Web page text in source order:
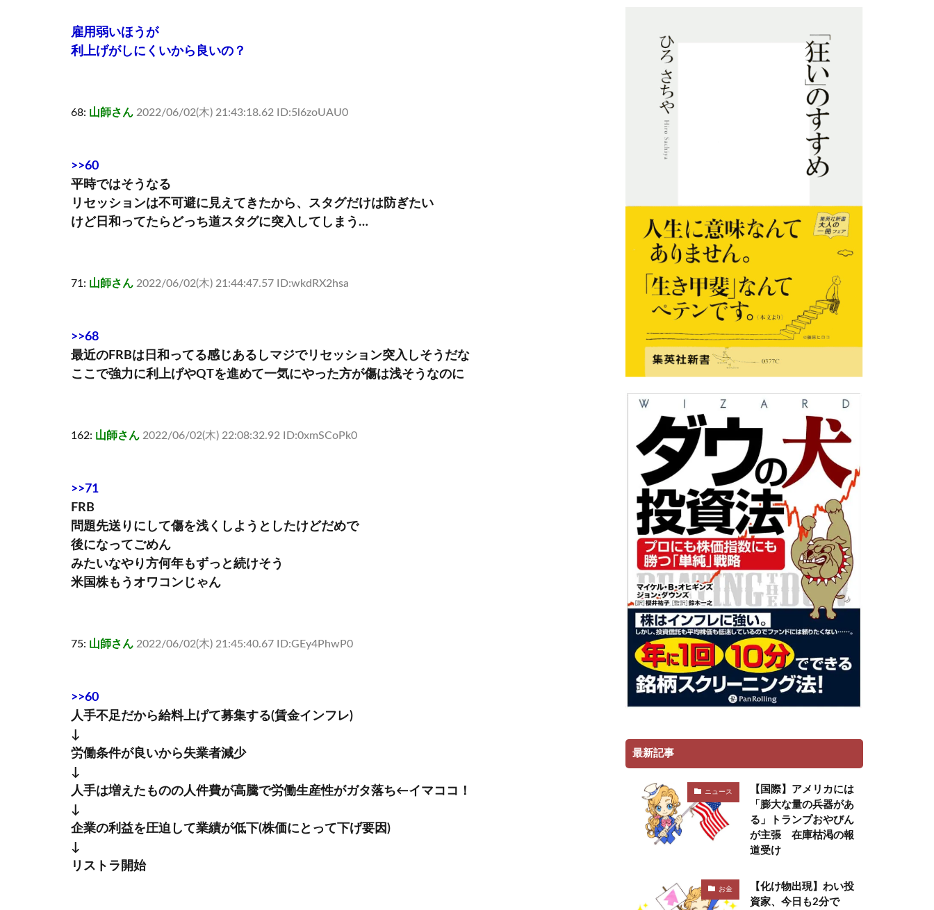
雇用弱いほうが
利上げがしにくいから良いの？
68: 山師さん 2022/06/02(木) 21:43:18.62 ID:5l6zoUAU0
>>60
平時ではそうなる
リセッションは不可避に見えてきたから、スタグだけは防ぎたい
けど日和ってたらどっち道スタグに突入してしまう…
71: 山師さん 2022/06/02(木) 21:44:47.57 ID:wkdRX2hsa
>>68
最近のFRBは日和ってる感じあるしマジでリセッション突入しそうだな
ここで強力に利上げやQTを進めて一気にやった方が傷は浅そうなのに
162: 山師さん 2022/06/02(木) 22:08:32.92 ID:0xmSCoPk0
>>71
FRB
問題先送りにして傷を浅くしようとしたけどだめで
後になってごめん
みたいなやり方何年もずっと続けそう
米国株もうオワコンじゃん
75: 山師さん 2022/06/02(木) 21:45:40.67 ID:GEy4PhwP0
>>60
人手不足だから給料上げて募集する(賃金インフレ)
↓
労働条件が良いから失業者減少
↓
人手は増えたものの人件費が高騰で労働生産性がガタ落ち←イマココ！
↓
企業の利益を圧迫して業績が低下(株価にとって下げ要因)
↓
リストラ開始
最新記事
ニュース
【国際】アメリカには
「膨大な量の兵器があ
る」トランプおやびん
が主張 在庫枯渇の報
道受け
お金
【化け物出現】わい投
資家、今日も2分で